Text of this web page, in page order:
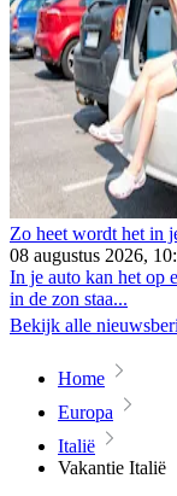
Zo heet wordt het in
08 augustus 2026,
In je auto kan het op
in de zon staa...
Bekijk alle
Home
Europa
Italië
Vakantie Italië